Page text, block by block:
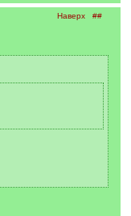
Наверх ##